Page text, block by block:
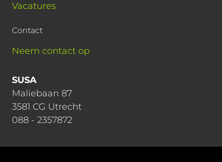
Vacatures
Contact
Neem contact op
SUSA
Maliebaan 87
3581 CG Utrecht
088 - 2357872